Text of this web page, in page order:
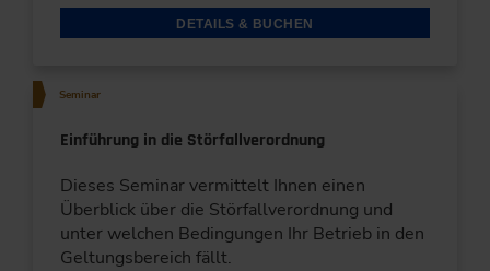
DETAILS & BUCHEN
Seminar
Einführung in die Störfallverordnung
Dieses Seminar vermittelt Ihnen einen
Überblick über die Störfallverordnung und
unter welchen Bedingungen Ihr Betrieb in den
Geltungsbereich fällt.